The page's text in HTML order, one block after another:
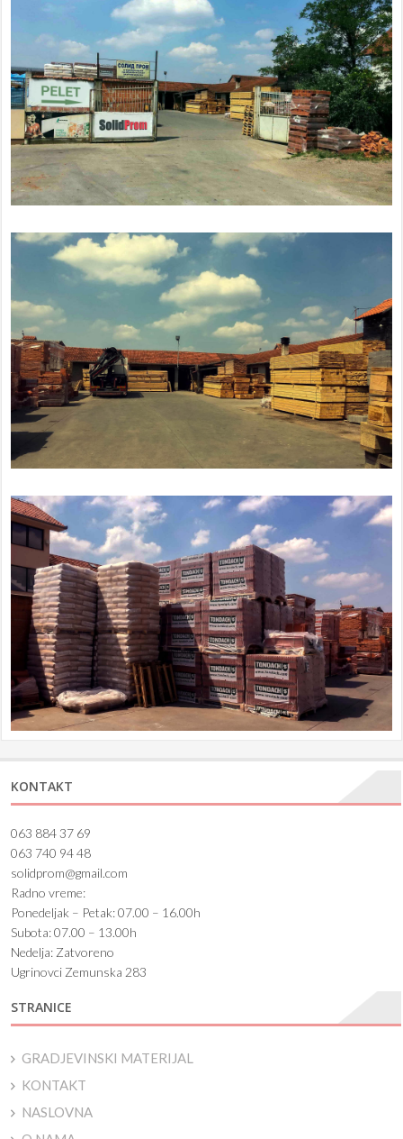
KONTAKT
063 884 37 69
063 740 94 48
solidprom@gmail.com
Radno vreme:
Ponedeljak – Petak: 07.00 – 16.00h
Subota: 07.00 – 13.00h
Nedelja: Zatvoreno
Ugrinovci Zemunska 283
STRANICE
GRADJEVINSKI MATERIJAL
KONTAKT
NASLOVNA